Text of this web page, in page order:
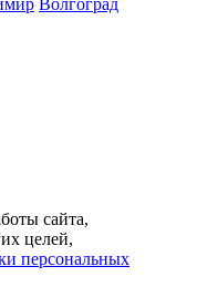
сайта,
целей,
персональных